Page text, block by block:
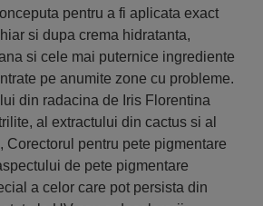
pentru a fi aplicata exact
si dupa crema hidratanta,
si cele mai puternice ingrediente
pe anumite zone cu probleme.
din radacina de Iris Florentina
al extractului din cactus si al
Corectorul pentru pete pigmentare
de pete pigmentare
a celor care pot persista din